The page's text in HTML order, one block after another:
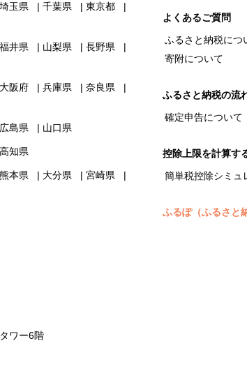
埼玉県 千葉県
東京都
福井県 山梨県
長野県
大阪府 兵庫県
奈良県
広島県 山口県
高知県
熊本県 大分県
宮崎県
よくあるご質問
ふるさと納税につ
寄附について
ふるさと納税の流
確定申告について
控除上限を計算す
簡単税控除シミュ
ふるぽ（ふるさと
ワー6階